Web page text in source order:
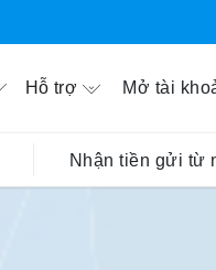
Hỗ trợ Mở tài
Nhận tiền gửi từ